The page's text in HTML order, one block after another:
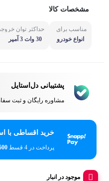
مشخصات کالا
مناسب برای
انواع خودرو
حداکثر توان
30 وات 3 آمپر
پشتیبانی دل‌استایل
مشاوره رایگان و ثبت
خرید اقساطی با
پرداخت در 4 قسط
موجود در انبار